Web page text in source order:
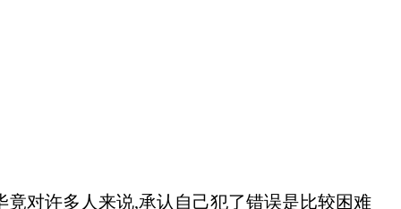
对许多人来说,承认自己犯了错误是比较困难